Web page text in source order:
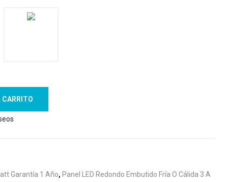
CARRITO
Garantía 1 Año, Panel LED Redondo Embutido Fría O Cálida 3 A